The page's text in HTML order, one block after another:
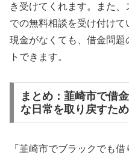
き受けてくれます。また
での無料相談を受け付け
現金がなくても、借金問
トできます。
まとめ：韮崎市で借
な日常を取り戻すた
「韮崎市でブラックでも